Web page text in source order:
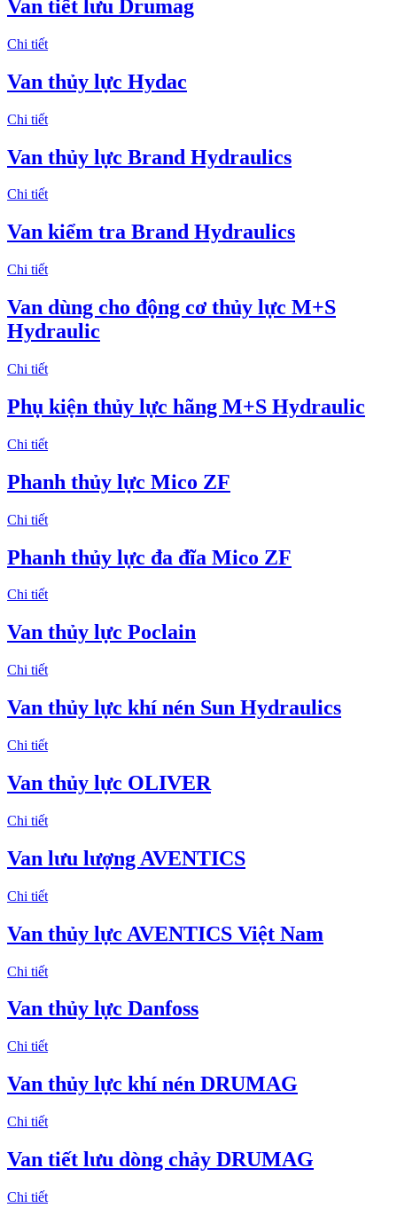
Van tiết lưu Drumag
Chi tiết
Van thủy lực Hydac
Chi tiết
Van thủy lực Brand Hydraulics
Chi tiết
Van kiểm tra Brand Hydraulics
Chi tiết
Van dùng cho động cơ thủy lực M+S
Hydraulic
Chi tiết
Phụ kiện thủy lực hãng M+S Hydraulic
Chi tiết
Phanh thủy lực Mico ZF
Chi tiết
Phanh thủy lực đa đĩa Mico ZF
Chi tiết
Van thủy lực Poclain
Chi tiết
Van thủy lực khí nén Sun Hydraulics
Chi tiết
Van thủy lực OLIVER
Chi tiết
Van lưu lượng AVENTICS
Chi tiết
Van thủy lực AVENTICS Việt Nam
Chi tiết
Van thủy lực Danfoss
Chi tiết
Van thủy lực khí nén DRUMAG
Chi tiết
Van tiết lưu dòng chảy DRUMAG
Chi tiết